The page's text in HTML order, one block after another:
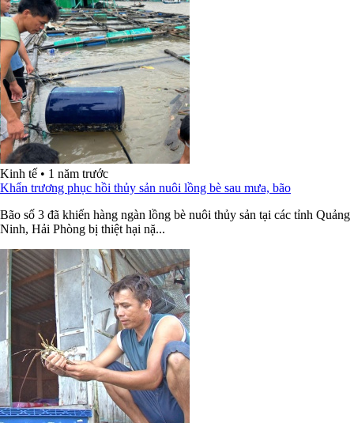
Kinh tế • 1 năm trước
Khẩn trương phục hồi thủy sản nuôi lồng bè sau mưa, bão
Bão số 3 đã khiến hàng ngàn lồng bè nuôi thủy sản tại các tỉnh Quảng
Ninh, Hải Phòng bị thiệt hại nặ...